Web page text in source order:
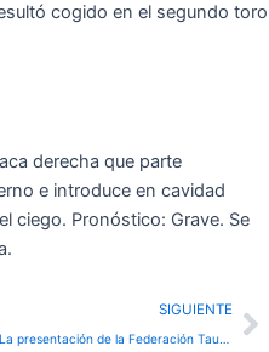
cogido en el segundo toro
derecha que parte
e introduce en cavidad
ciego. Pronóstico: Grave. Se
SIGUIENTE
La presentación de la Federación Taurina de la provincia de Toledo contará con Tomás Rufo como padrino